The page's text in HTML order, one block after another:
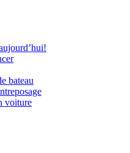
bateau
voiture